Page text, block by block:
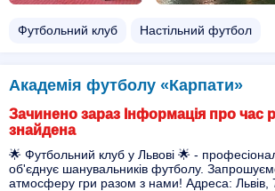
Футбольний клуб Настільний футбол
Академія футболу «Карпати»
Зачинено зараз Інформація про час
знайдена
🌟 Футбольний клуб у Львові 🌟 -
об'єднує шанувальників футболу.
атмосферу гри разом з нами! Адреса: